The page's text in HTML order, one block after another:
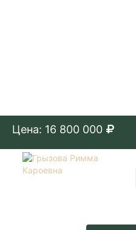
Цена: 16 800 000